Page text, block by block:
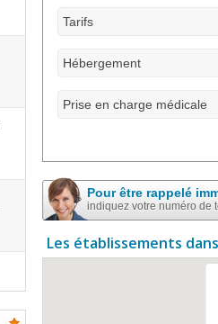
Tarifs
Hébergement
Prise en charge médicale
Pour être rappelé
indiquez votre numéro de
Les établissements